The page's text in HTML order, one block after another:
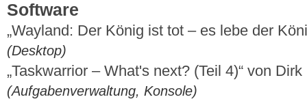
Software
„Wayland: Der König ist tot – es lebe der
(Desktop)
„Taskwarrior – What's next? (Teil 4)“ von
(Aufgabenverwaltung, Konsole)